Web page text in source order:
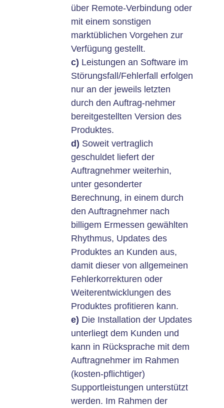
über Remote-Verbindung oder
mit einem sonstigen
marktüblichen Vorgehen zur
Verfügung gestellt.
c) Leistungen an Software im
Störungsfall/Fehlerfall erfolgen
nur an der jeweils letzten
durch den Auftrag-nehmer
bereitgestellten Version des
Produktes.
d) Soweit vertraglich
geschuldet liefert der
Auftragnehmer weiterhin,
unter gesonderter
Berechnung, in einem durch
den Auftragnehmer nach
billigem Ermessen gewählten
Rhythmus, Updates des
Produktes an Kunden aus,
damit dieser von allgemeinen
Fehlerkorrekturen oder
Weiterentwicklungen des
Produktes profitieren kann.
e) Die Installation der Updates
unterliegt dem Kunden und
kann in Rücksprache mit dem
Auftragnehmer im Rahmen
(kosten-pflichtiger)
Supportleistungen unterstützt
werden. Im Rahmen der